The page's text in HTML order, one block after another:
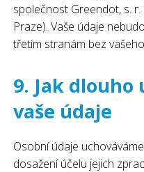
společnost Greendot, s. r.
Praze). Vaše údaje
třetím stranám bez
9. Jak dlouho
vaše údaje
Osobní údaje
dosažení účelu jejich